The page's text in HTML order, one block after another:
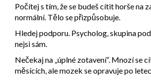
Počítej s tím, že se budeš cítit horše na
normální. Tělo se přizpůsobuje.
Hledej podporu. Psycholog, skupina
nejsi sám.
Nečekaj na „úplné zotavení“. Mnozí se
měsících, ale mozek se opravuje po